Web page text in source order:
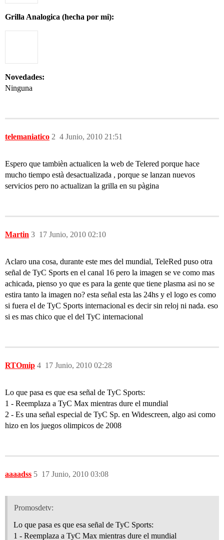
Grilla Analogica (hecha por mi):
Novedades:
Ninguna
telemaniatico 4 Junio, 2010 21:51
2
Espero que tambièn actualicen la web de Telered porque hace
mucho tiempo està desactualizada , porque se lanzan nuevos
servicios pero no actualizan la grilla en su pàgina
Martin 17 Junio, 2010 02:10
3
Aclaro una cosa, durante este mes del mundial, TeleRed puso otra
señal de TyC Sports en el canal 16 pero la imagen se ve como mas
achicada, pienso yo que es para la gente que tiene plasma asi no se
estira tanto la imagen no? esta señal esta las 24hs y el logo es como
si fuera el de TyC Sports internacional es decir sin reloj ni nada. eso
si es mas chico que el del TyC internacional
RTOmip 17 Junio, 2010 02:28
4
Lo que pasa es que esa señal de TyC Sports:
1 - Reemplaza a TyC Max mientras dure el mundial
2 - Es una señal especial de TyC Sp. en Widescreen, algo asi como
hizo en los juegos olimpicos de 2008
aaaadss 17 Junio, 2010 03:08
5
Promosdetv:
Lo que pasa es que esa señal de TyC Sports:
1 - Reemplaza a TyC Max mientras dure el mundial